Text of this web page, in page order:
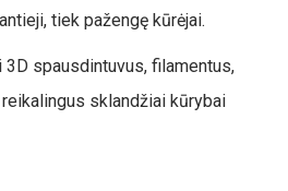
tiek pažengę kūrėjai.
spausdintuvus, filamentus,
sklandžiai kūrybai